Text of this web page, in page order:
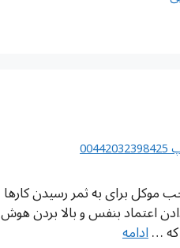
موکل برای به ثمر رسیدن کارها
اعتماد بنفس و بالا بردن هوش
…ادامه